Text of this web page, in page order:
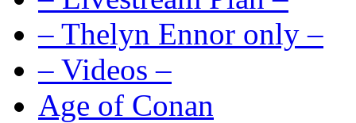
– Thelyn Ennor only –
– Videos –
Age of Conan